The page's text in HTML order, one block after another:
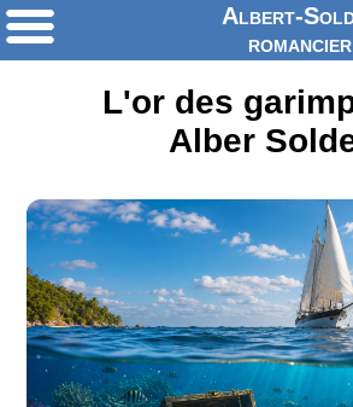
Albert-
romancier
L'or des
Alber